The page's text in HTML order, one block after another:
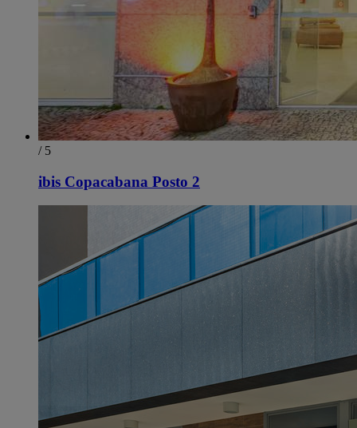
/ 5
ibis Copacabana Posto 2